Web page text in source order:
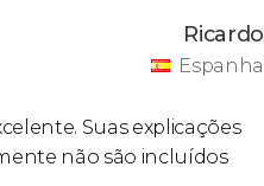
Ricardo
Espanha
Suas explicações
não são incluídos